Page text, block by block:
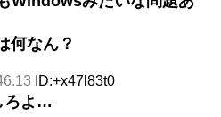
何なん？
ID:+x47l83t0
ろよ…